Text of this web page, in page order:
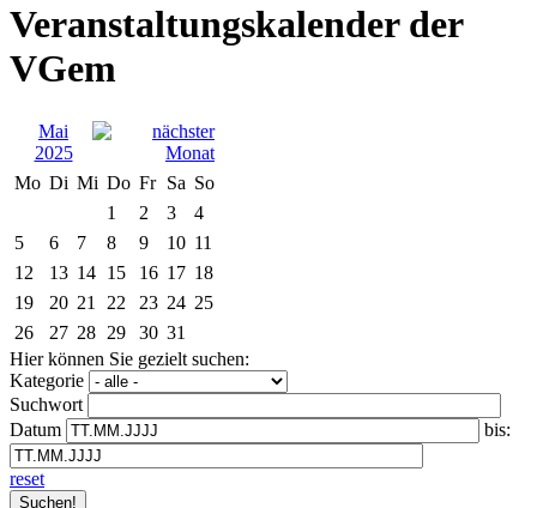
Veranstaltungskalender der
VGem
Mai
2025
Mo Di Mi Do Fr Sa So
1
2 3
4
5
6 7 8 9 10 11
12
13 14 15 16 17 18
19
20 21 22 23 24 25
26
27 28 29 30 31
Hier können Sie gezielt suchen:
Kategorie
Suchwort
Datum
bis:
reset